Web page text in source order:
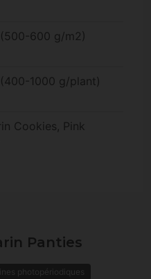
600 g/m2)
1000 g/plant)
Cookies, Pink
Panties
photopériodiques